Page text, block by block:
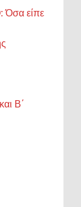
Όσα είπε
Β΄